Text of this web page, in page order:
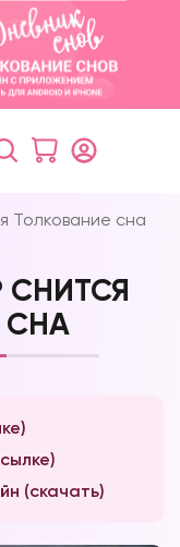
Толкование сна
СНА
(скачать)